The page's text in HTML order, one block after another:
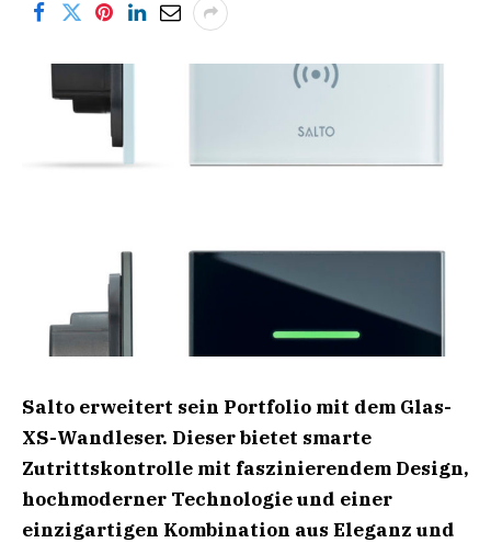
Salto erweitert sein Portfolio mit dem Glas-
XS-Wandleser. Dieser bietet smarte
Zutrittskontrolle mit faszinierendem Design,
hochmoderner Technologieund einer
einzigartigen Kombination aus Eleganz und